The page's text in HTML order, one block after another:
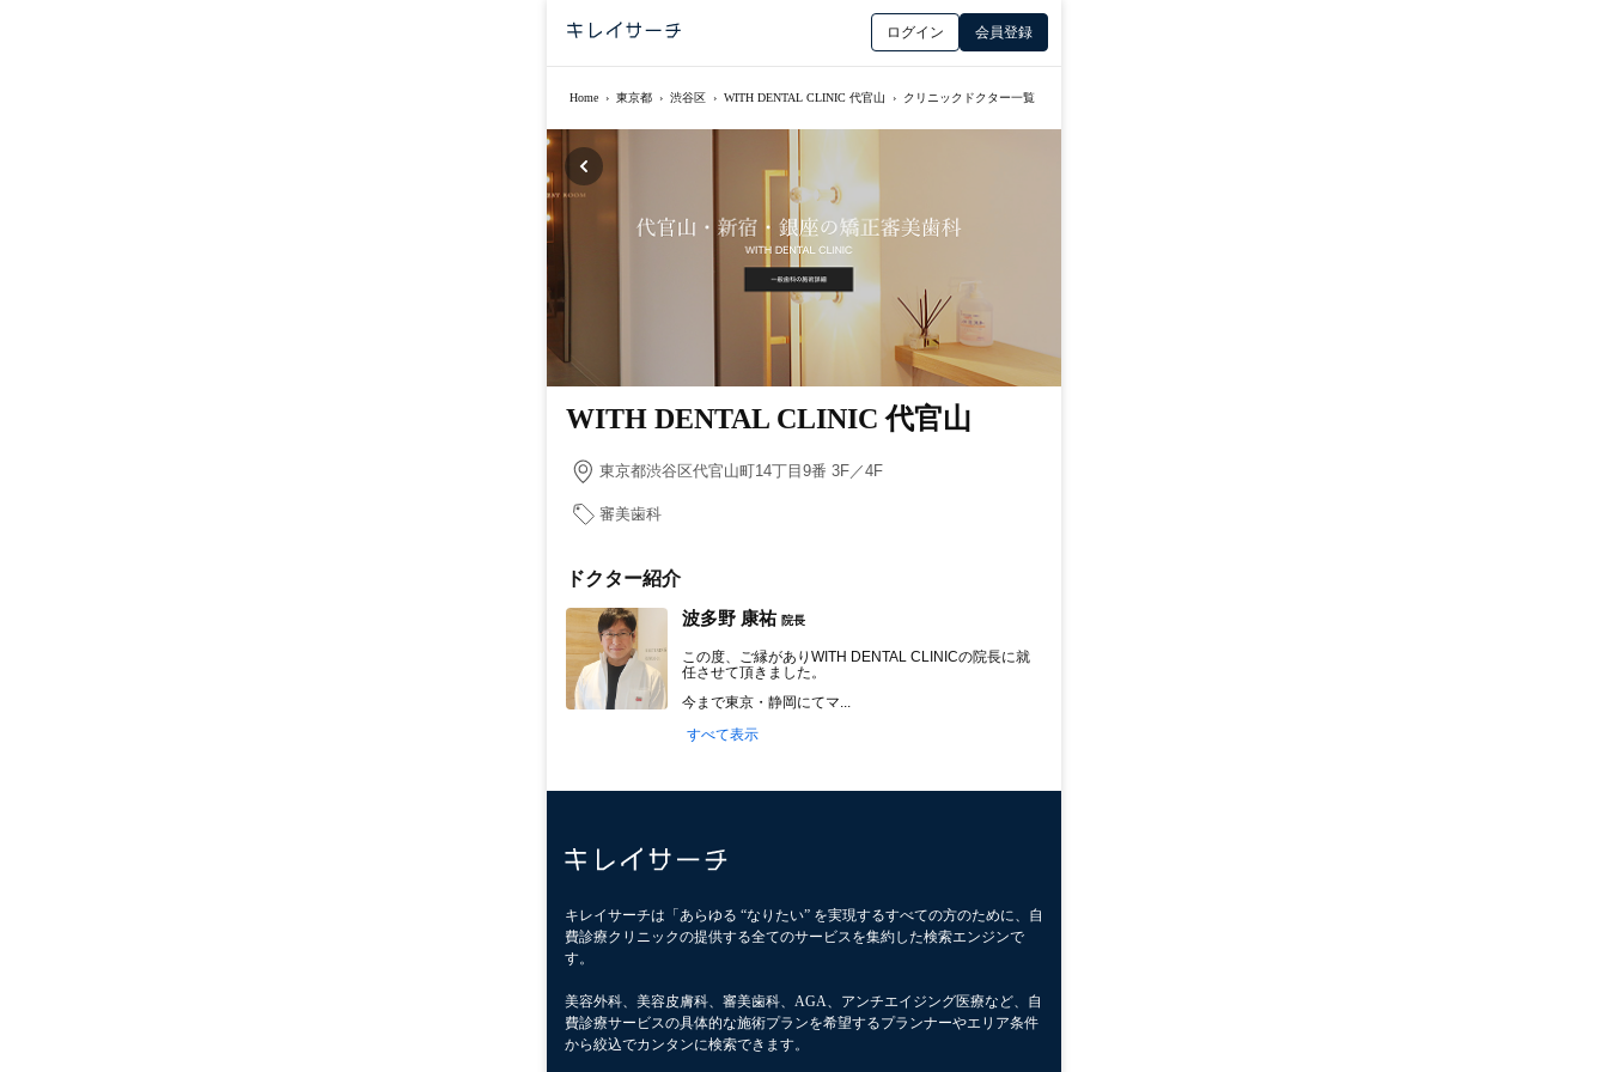
ログイン 会員登録
Home › 東京都 › 渋谷区 › WITH DENTAL CLINIC 代官山 › クリニックドクター一覧
WITH DENTAL CLINIC 代官山
東京都渋谷区代官山町14丁目9番 3F／4F
審美歯科
ドクター紹介
波多野 康祐 院長
この度、ご縁がありWITH DENTAL CLINICの院長に就
任させて頂きました。
今まで東京・静岡にてマ...
すべて表示
キレイサーチは「あらゆる “なりたい” を実現するすべての方のために、自
費診療クリニックの提供する全てのサービスを集約した検索エンジンで
す。
美容外科、美容皮膚科、審美歯科、AGA、アンチエイジング医療など、自
費診療サービスの具体的な施術プランを希望するプランナーやエリア条件
から絞込でカンタンに検索できます。